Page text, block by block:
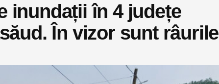
inundații în 4 județe
În vizor sunt râurile